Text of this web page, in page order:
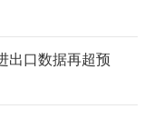
出口数据再超预